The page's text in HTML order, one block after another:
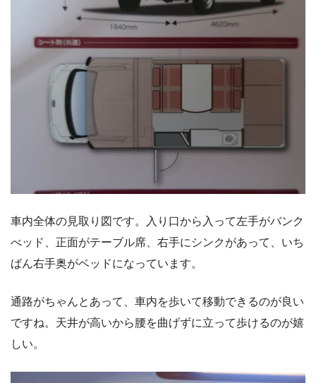
車内全体の見取り図です。入り口から入って左手がバンク
べッド、正面がテーブル席、右手にシンクがあって、いち
ばん右手奥がベッドになっています。
通路がちゃんとあって、車内を歩いて移動できるのが良い
ですね。天井が高いから腰を曲げずに立って歩けるのが嬉
しい。